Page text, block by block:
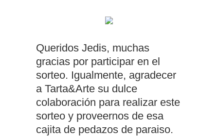
Queridos Jedis, muchas
gracias por participar en el
sorteo. Igualmente, agradecer
a Tarta&Arte su dulce
colaboración para realizar este
sorteo y proveernos de esa
cajita de pedazos de paraiso.